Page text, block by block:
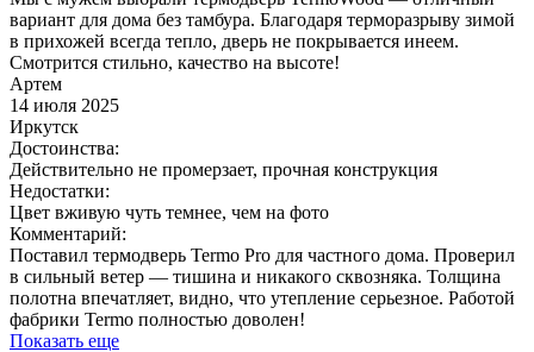
вариант для дома без тамбура. Благодаря терморазрыву зимой
в прихожей всегда тепло, дверь не покрывается инеем.
Смотрится стильно, качество на высоте!
Артем
14 июля 2025
Иркутск
Достоинства:
Действительно не промерзает, прочная конструкция
Недостатки:
Цвет вживую чуть темнее, чем на фото
Комментарий:
Поставил термодверь Termo Pro для частного дома. Проверил
в сильный ветер — тишина и никакого сквозняка. Толщина
полотна впечатляет, видно, что утепление серьезное. Работой
фабрики Termo полностью доволен!
Показать еще